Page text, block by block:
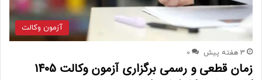
آزمون وکالت
3 هفته پیش 0
زمان قطعی و رسمی برگزاری آزمون وکالت 1405